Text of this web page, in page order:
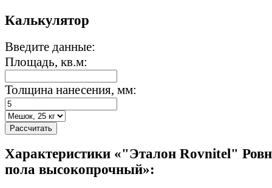
Калькулятор
Введите данные:
Площадь, кв.м:
Толщина нанесения, мм:
Рассчитать
Характеристики «"Эталон Rovnitel"
пола высокопрочный»: